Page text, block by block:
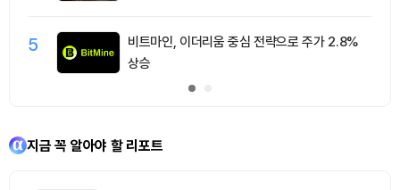
5
비트마인, 이더리움 중심 전략으로 주가 2.8%
상승
지금 꼭 알아야 할 리포트